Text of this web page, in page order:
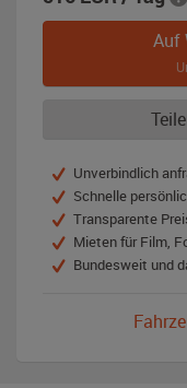
Auf
Unverbindlich
Schnelle
Transparente
Mieten für Film,
Bundesweit und